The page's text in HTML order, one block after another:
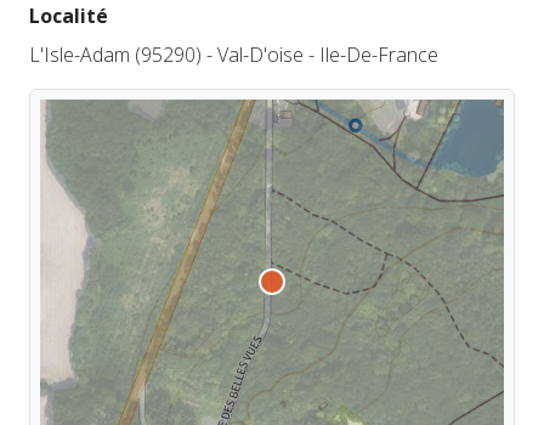
Localité
L'Isle-Adam (95290) - Val-D'oise - Ile-De-France